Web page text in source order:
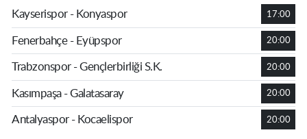
Kayserispor - Konyaspor
17:00
Fenerbahçe - Eyüpspor 20:00
Trabzonspor - Gençlerbirliği S.K. 20:00
Kasımpaşa - Galatasaray 20:00
Antalyaspor - Kocaelispor 20:00